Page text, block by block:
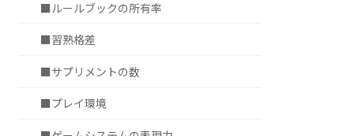
■ルールブックの所有率
■習熟格差
■サプリメントの数
■プレイ環境